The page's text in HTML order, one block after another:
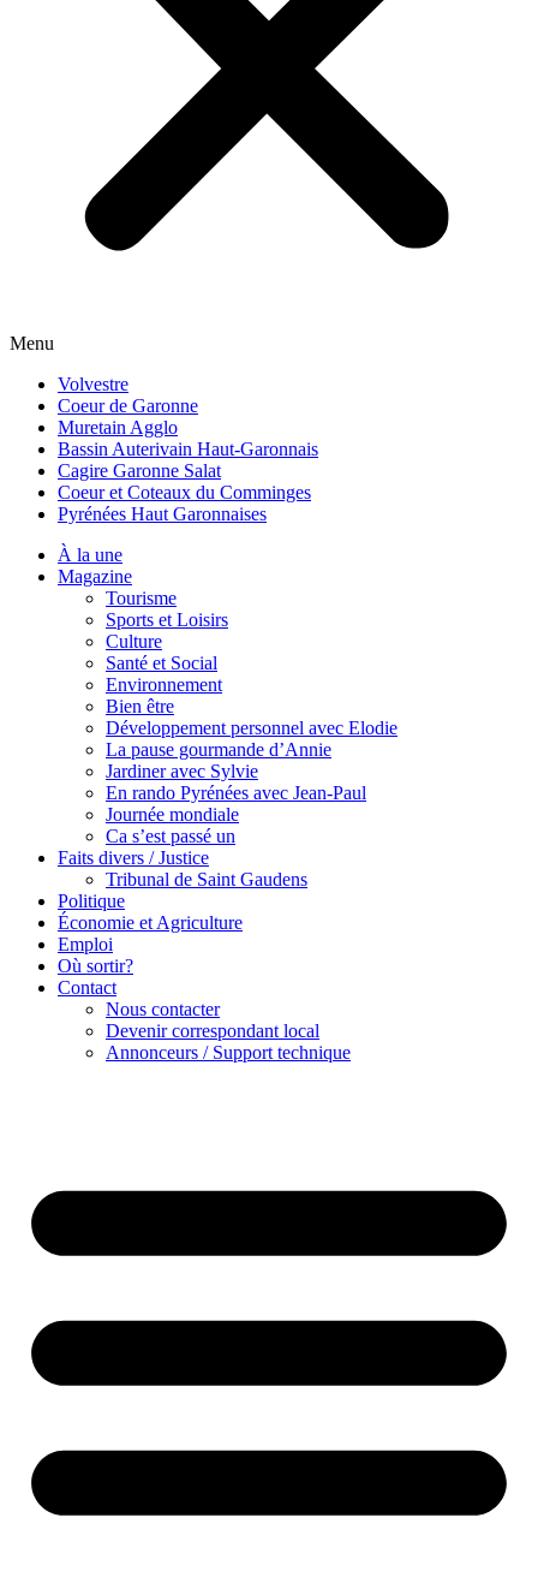
Menu
Volvestre
Coeur de Garonne
Muretain Agglo
Bassin Auterivain Haut-Garonnais
Cagire Garonne Salat
Coeur et Coteaux du Comminges
Pyrénées Haut Garonnaises
À la une
Magazine
Tourisme
Sports et Loisirs
Culture
Santé et Social
Environnement
Bien être
Développement personnel avec Elodie
La pause gourmande d’Annie
Jardiner avec Sylvie
En rando Pyrénées avec Jean-Paul
Journée mondiale
Ca s’est passé un
Faits divers / Justice
Tribunal de Saint Gaudens
Politique
Économie et Agriculture
Emploi
Où sortir?
Contact
Nous contacter
Devenir correspondant local
Annonceurs / Support technique